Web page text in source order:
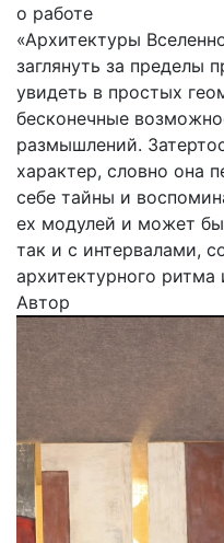
о работе
«Архитектуры
заглянуть за пределы
увидеть в простых
бесконечные
размышлений.
характер, словно она
себе тайны и
ех модулей и может
так и с интервалами,
архитектурного
Автор